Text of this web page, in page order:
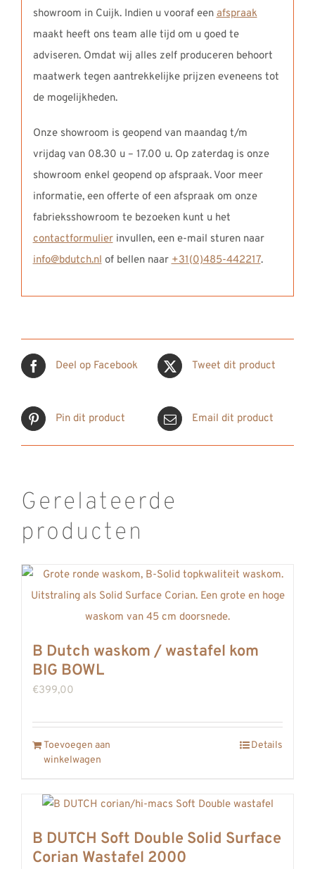
showroom in Cuijk. Indien u vooraf een afspraak
maakt heeft ons team alle tijd om u goed te
adviseren. Omdat wij alles zelf produceren behoort
maatwerk tegen aantrekkelijke prijzen eveneens tot
de mogelijkheden.
Onze showroom is geopend van maandag t/m
vrijdag van 08.30 u – 17.00 u. Op zaterdag is onze
showroom enkel geopend op afspraak. Voor meer
informatie, een offerte of een afspraak om onze
fabrieksshowroom te bezoeken kunt u het
contactformulierinvullen, een e-mail sturen naar
info@bdutch.nl of bellen naar +31(0)485-442217.
Deel op Facebook Tweet dit product
Pin dit product Email dit product
Gerelateerde
producten
B Dutch waskom / wastafel kom
BIG BOWL
€399,00
Toevoegen aan
winkelwagen
Details
B DUTCH Soft Double Solid Surface
Corian Wastafel 2000